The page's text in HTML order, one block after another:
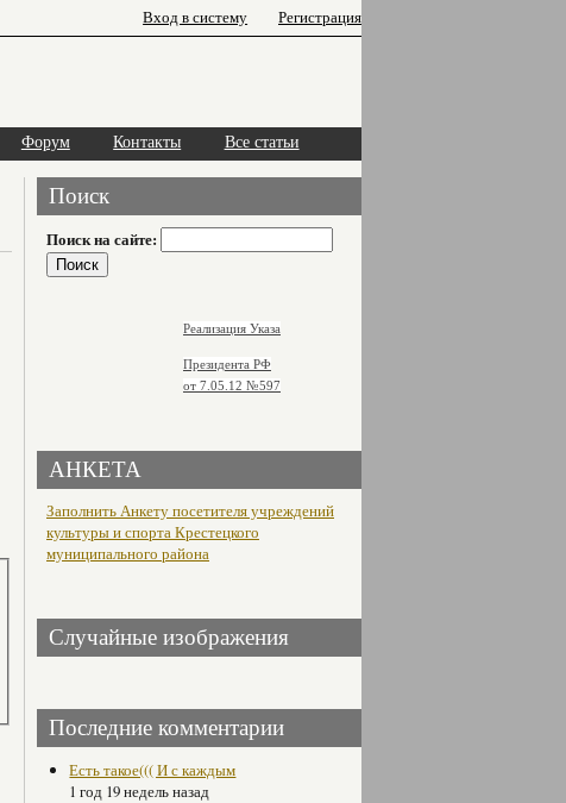
Вход в систему Регистрация
Форум Контакты Все статьи
Поиск
Поиск на сайте:
Реализация Указа
Президента РФ
от 7.05.12 №597
АНКЕТА
Заполнить Анкету посетителя учреждений
культуры и спорта Крестецкого
муниципального района
Случайные изображения
Последние комментарии
Есть такое((( И с каждым
1 год 19 недель назад